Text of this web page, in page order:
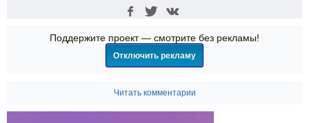
Поддержите проект — смотрите без рекламы!
Отключить рекламу
Читать комментарии